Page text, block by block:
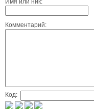
Имя или ник:
Комментарий:
Код: